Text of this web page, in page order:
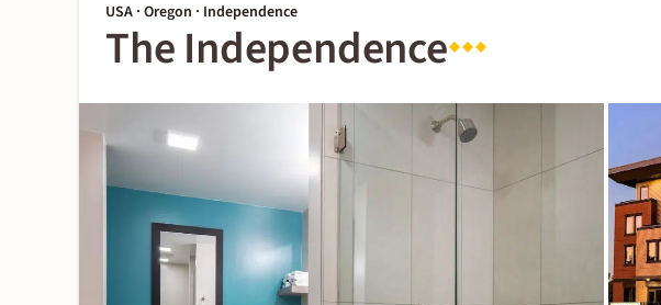
USA · Oregon · Independence
The Independence